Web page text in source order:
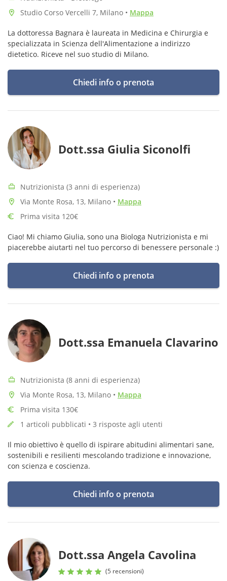
Studio Corso Vercelli 7, Milano • Mappa
La dottoressa Bagnara è laureata in Medicina e Chirurgia e
specializzata in Scienza dell'Alimentazione a indirizzo
dietetico. Riceve nel suo studio di Milano.
Chiedi info o prenota
Dott.ssa Giulia Siconolfi
Nutrizionista (3 anni di esperienza)
Via Monte Rosa, 13, Milano • Mappa
Prima visita 120€
Ciao! Mi chiamo Giulia, sono una Biologa Nutrizionista e mi
piacerebbe aiutarti nel tuo percorso di benessere personale :)
Chiedi info o prenota
Dott.ssa Emanuela Clavarino
Nutrizionista (8 anni di esperienza)
Via Monte Rosa, 13, Milano • Mappa
Prima visita 130€
1 articoli pubblicati • 3 risposte agli utenti
Il mio obiettivo è quello di ispirare abitudini alimentari sane,
sostenibili e resilienti mescolando tradizione e innovazione,
con scienza e coscienza.
Chiedi info o prenota
Dott.ssa Angela Cavolina
(5 recensioni)